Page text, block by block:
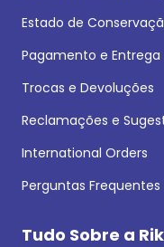
Estado de
Pagamento e Entrega
Trocas e Devoluções
Reclamações e
International Orders
Perguntas Frequentes
Tudo Sobre a